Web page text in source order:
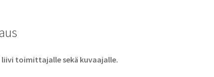
liivi toimittajalle sekä kuvaajalle.